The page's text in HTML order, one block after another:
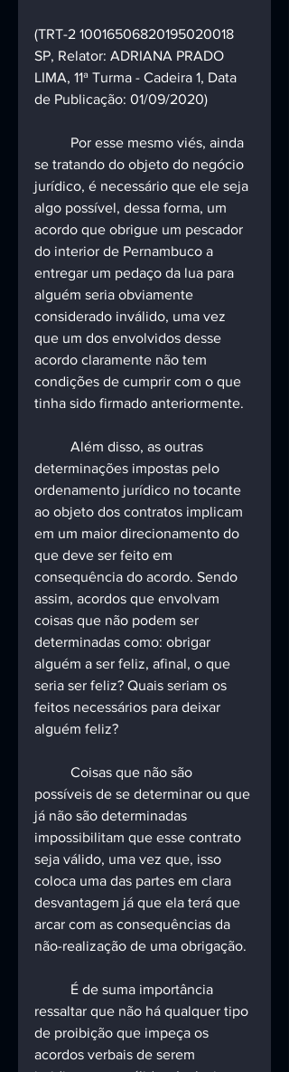
(TRT-2 10016506820195020018
SP, Relator: ADRIANA PRADO
LIMA, 11ª Turma - Cadeira 1, Data
de Publicação: 01/09/2020)
se tratando do objeto do negócio
jurídico, é necessário que ele seja
algo possível, dessa forma, um
acordo que obrigue um pescador
do interior de Pernambuco a
entregar um pedaço da lua para
alguém seria obviamente
considerado inválido, uma vez
que um dos envolvidos desse
acordo claramente não tem
condições de cumprir com o que
tinha sido firmado anteriormente.
determinações impostas pelo
ordenamento jurídico no tocante
ao objeto dos contratos implicam
em um maior direcionamento do
que deve ser feito em
consequência do acordo. Sendo
assim, acordos que envolvam
coisas que não podem ser
determinadas como: obrigar
alguém a ser feliz, afinal, o que
seria ser feliz? Quais seriam os
feitos necessários para deixar
alguém feliz?
possíveis de se determinar ou que
já não são determinadas
impossibilitam que esse contrato
seja válido, uma vez que, isso
coloca uma das partes em clara
desvantagem já que ela terá que
arcar com as consequências da
não-realização de uma obrigação.
ressaltar que não há qualquer tipo
de proibição que impeça os
acordos verbais de serem